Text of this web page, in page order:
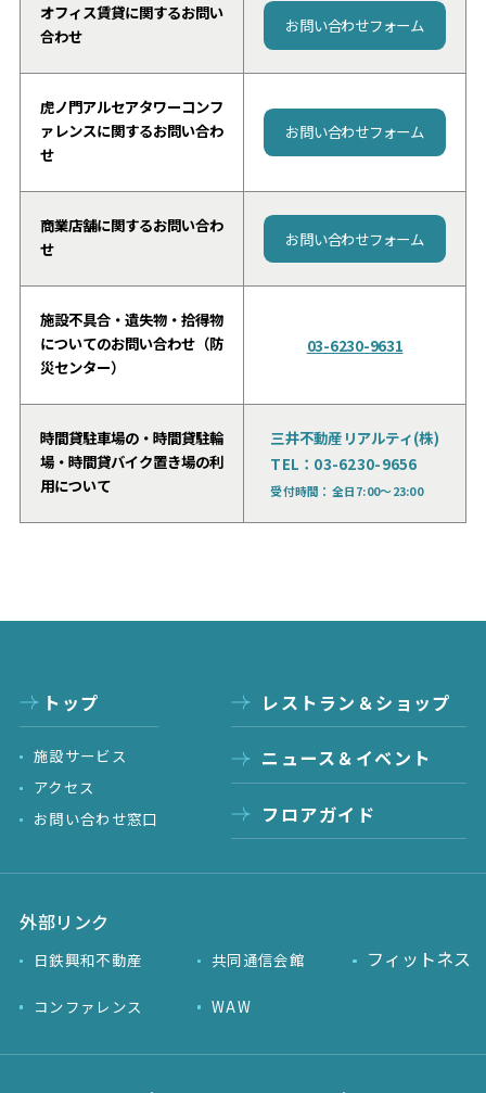
オフィス賃貸に関するお問い
合わせ
お問い合わせフォーム
虎ノ門アルセアタワーコンフ
ァレンスに関するお問い合わ
せ
お問い合わせフォーム
商業店舗に関するお問い合わ
せ
お問い合わせフォーム
施設不具合・遺失物・拾得物
についてのお問い合わせ（防
災センター）
03-6230-9631
時間貸駐車場の・時間貸駐輪
場・時間貸バイク置き場の利
用について
三井不動産リアルティ(株)
TEL：03-6230-9656
受付時間：全日7:00～23:00
トップ
施設サービス
アクセス
お問い合わせ窓口
レストラン＆ショップ
ニュース＆イベント
フロアガイド
外部リンク
日鉄興和不動産 共同通信会館 フィットネス
コンファレンス WAW